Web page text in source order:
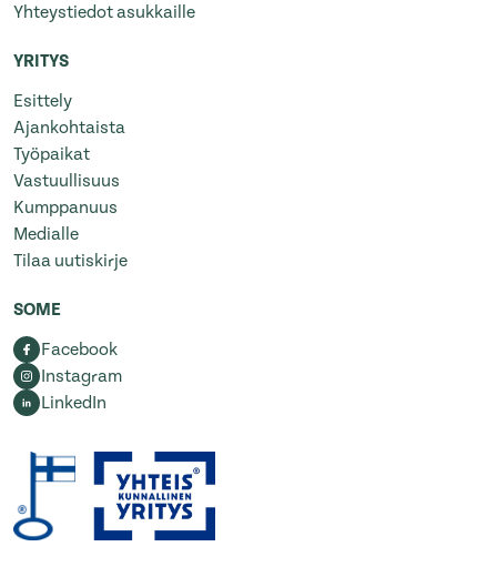
Yhteystiedot asukkaille
YRITYS
Esittely
Ajankohtaista
Työpaikat
Vastuullisuus
Kumppanuus
Medialle
Tilaa uutiskirje
SOME
Facebook
Instagram
LinkedIn